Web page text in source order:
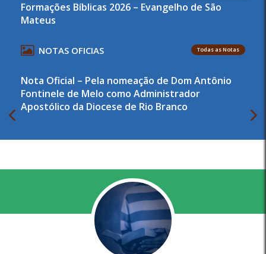
Formações Bíblicas 2026 – Evangelho de São
Mateus
NOTAS OFICIAS Todas as Notas
Nota Oficial – Pela nomeação de Dom Antônio
Fontinele de Melo como Administrador
Apostólico da Diocese de Rio Branco